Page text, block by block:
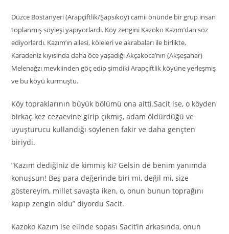
Düzce Bostanyeri (Arapçiftlik/Şapsıkoy) camii önünde bir grup insan
toplanmış söyleşi yapıyorlardı. Köy zengini Kazoko Kazım’dan söz
ediyorlardı. Kazım’ın ailesi, köleleri ve akrabaları ile birlikte,
Karadeniz kıyısında daha öce yaşadığı Akçakoca’nın (Akşeşahar)
Melenağzı mevkiinden göç edip şimdiki Arapçiftlik köyüne yerleşmiş
ve bu köyü kurmuştu.
Köy topraklarının büyük bölümü ona aitti.Sacit ise, o köyden
birkaç kez cezaevine girip çıkmış, adam öldürdüğü ve
uyuşturucu kullandığı söylenen fakir ve daha gençten
biriydi.
”Kazım dediğiniz de kimmiş ki? Gelsin de benim yanımda
konuşsun! Beş para değerinde biri mi, değil mi, size
göstereyim, millet savaşta iken, o, onun bunun toprağını
kapıp zengin oldu” diyordu Sacit.
Kazoko Kazım ise elinde sopası Sacit’in arkasında, onun